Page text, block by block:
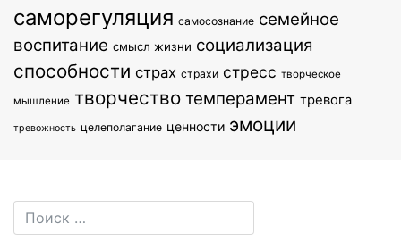
саморегуляция самосознание семейное
воспитание смысл жизни социализация
способности страх страхи стресс творческое
мышление творчество темперамент тревога
тревожность целеполагание ценности эмоции